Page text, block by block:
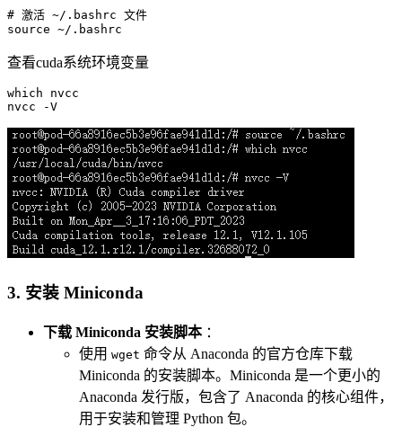
# 激活 ~/.bashrc 文件
source
查看cuda系统环境变量
which nvcc
3. 安装 Miniconda
下载 Miniconda 安装脚本：
使用 wget 命令从 Anaconda 的官方仓库下载
Miniconda 的安装脚本。Miniconda 是一个更小的
Anaconda 发行版，包含了 Anaconda 的核心组件，
用于安装和管理 Python 包。